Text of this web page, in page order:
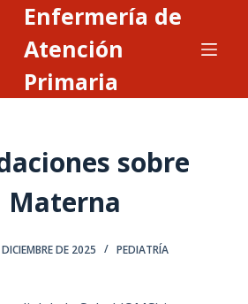
Enfermería de
Atención
Primaria
sobre
Materna
DE 2025 PEDIATRÍA